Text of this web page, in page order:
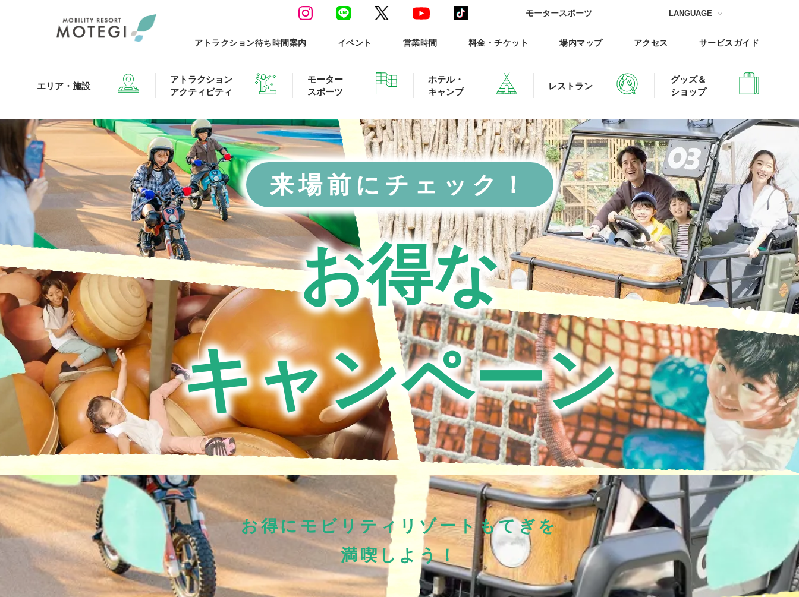
モータースポーツ LANGUAGE
アトラクション待ち時間案内 イベント 営業時間 料金・チケット 場内マップ アクセス サービスガイド
エリア・施設
アトラクション
アクティビティ
モーター
スポーツ
ホテル・
キャンプ
レストラン
グッズ＆
ショップ
CLOSE
エリア・施設TOP
パーク ハローウッズ 森と星空のキャンプヴィレッジ ホテル
モータースポーツ ホンダコレクションホール 交通教育センターもてぎ
CLOSE
アトラクション・アクティビティTOP
森感覚アスレチック DOKIDOKI 迷宮森殿 ITADAKI 巨大ネットの森 SUMIKA
空のアスレチックひろば KONOMI アクティビティ（自然体験・キャンプ）
クルマ＆
バイクのアトラクション
大人も楽しめるレーシングカート 森の空中散歩（ジップライン） もてぎの楽しみ方
CLOSE
モータースポーツTOP
MotoGP™ トライアル世界選手権
もてぎ2&4レース 全日本ロードレース スーパー耐久
アジアロードレース選手権 全日本トライアル 全日本カート サーキットを走る（走行体験・レース参戦・スクール）
もて耐 JOY耐 K-TAI Motoフェスティバル もてぎチャンピオンカップ
もてぎロードレース もてぎカートレース ジムカーナ
交通教育センターもてぎ スクール・走行会 2輪 スクール・走行会 4輪 MCoM会員 レースオフィシャル募集
CLOSE
ホテル・グランピング ご予約
ホテルTOP
プレミアムステイルーム スーペリアファミリー
のぞみの湯
森のレストラン MARCHERANT
森と星空のキャンプヴィレッジTOP
グランピング ログキャビン・林間サイト
BBQ 期間限定スペシャルプラン
ハローウッズサイトTOP
CLOSE
レストランTOP
カフェテリア オーク 森のジェラテリア ROCCO 森のキッチン どんぐり
グランツーリスモカフェ
CLOSE
グッズ＆ショップTOP
グッズ・ショップ情報 オンラインショップ
来場前にチェック！
お得な
キャンペーン
お得にモビリティリゾートもてぎを
満喫しよう！